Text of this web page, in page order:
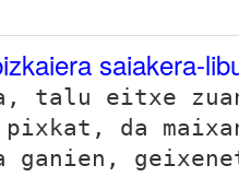
saiakera-
talu eitxe
da
ganien,